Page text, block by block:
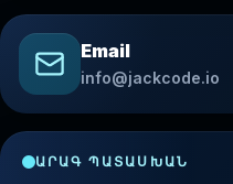
Email
info@jackcode.io
ԱՐԱԳ ՊԱՏԱՍԽԱՆ